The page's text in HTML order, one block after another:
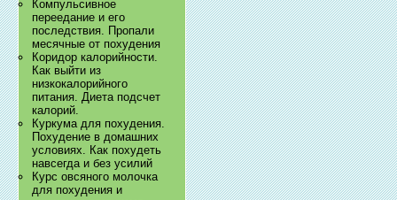
Компульсивное
переедание и его
последствия. Пропали
месячные от похудения
Коридор калорийности.
Как выйти из
низкокалорийного
питания. Диета подсчет
калорий.
Куркума для похудения.
Похудение в домашних
условиях. Как похудеть
навсегда и без усилий
Курс овсяного молочка
для похудения и